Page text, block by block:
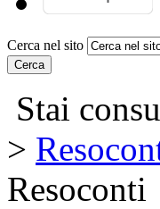
Cerca nel sito
Cerca
Stai
>
Resoconti